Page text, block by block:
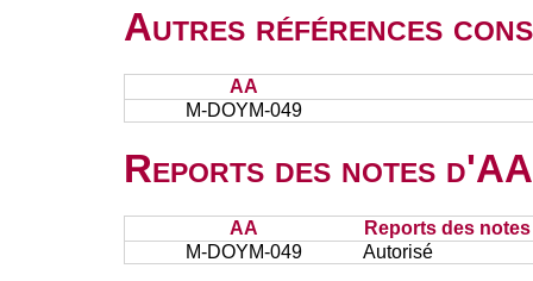
Autres références
AA
M-DOYM-049
Reports des notes
AA
Reports des
M-DOYM-049
Autorisé